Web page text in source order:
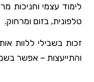
לימוד עצמי וחניכות
טלפונית, בזום ומרחוק.
זכות בשבילי ללוות
והתייעצות – אפשר